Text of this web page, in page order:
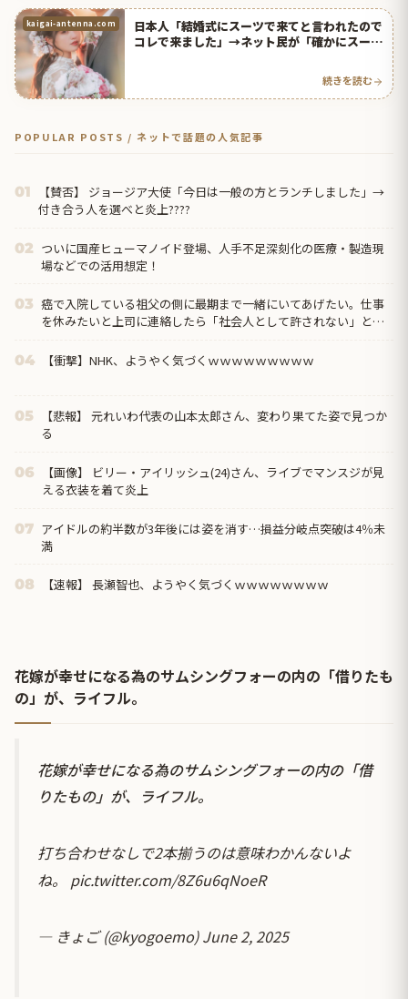
kaigai-antenna.com
日本人「結婚式にスーツで来てと言われたので
コレで来ました」→ネット民が「確かにスーツ
続きを読む
POPULAR POSTS / ネットで話題の人気記事
01
【賛否】 ジョージア大使「今日は一般の方とランチしました」→
付き合う人を選べと炎上????
02 ついに国産ヒューマノイド登場、人手不足深刻化の医療・製造現
場などでの活用想定！
03 癌で入院している祖父の側に最期まで一緒にいてあげたい。仕事
を休みたいと上司に連絡したら「社会人として許されない」と却
04 【衝撃】NHK、ようやく気づくｗｗｗｗｗｗｗｗｗ
05
【悲報】 元れいわ代表の山本太郎さん、変わり果てた姿で見つか
る
06
【画像】 ビリー・アイリッシュ(24)さん、ライブでマンスジが見
える衣装を着て炎上
07 アイドルの約半数が3年後には姿を消す…損益分岐点突破は4％未
満
08 【速報】 長瀬智也、ようやく気づくｗｗｗｗｗｗｗｗ
花嫁が幸せになる為のサムシングフォーの内の「借りたも
の」が、ライフル。
花嫁が幸せになる為のサムシングフォーの内の「借
りたもの」が、ライフル。
打ち合わせなしで2本揃うのは意味わかんないよ
ね。 pic.twitter.com/8Z6u6qNoeR
— きょご (@kyogoemo)June 2, 2025